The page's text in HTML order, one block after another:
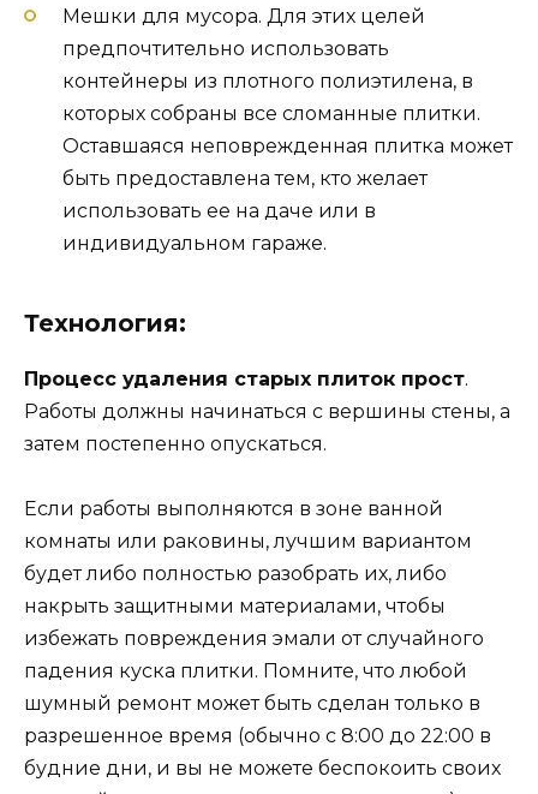
Мешки для мусора. Для этих целей
предпочтительно использовать
контейнеры из плотного полиэтилена, в
которых собраны все сломанные плитки.
Оставшаяся неповрежденная плитка может
быть предоставлена ​​тем, кто желает
использовать ее на даче или в
индивидуальном гараже.
Технология:
Процесс удаления старых плиток прост.
Работы должны начинаться с вершины стены, а
затем постепенно опускаться.
Если работы выполняются в зоне ванной
комнаты или раковины, лучшим вариантом
будет либо полностью разобрать их, либо
накрыть защитными материалами, чтобы
избежать повреждения эмали от случайного
падения куска плитки. Помните, что любой
шумный ремонт может быть сделан только в
разрешенное время (обычно с 8:00 до 22:00 в
будние дни, и вы не можете беспокоить своих